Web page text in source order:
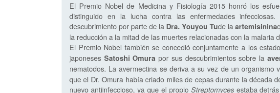
El Premio Nobel de Medicina y Fisiología 2015 honró los
distinguido en la lucha contra las enfermedades
descubrimiento por parte de la Dra. Youyou Tude la artemisinina
la reducción a la mitad de las muertes relacionadas con la malaria
El Premio Nobel también se concedió conjuntamente a los
japoneses Satoshi Omura por sus descubrimientos sobre la
nematodos. La avermectina se deriva a su vez de un organismo
que el Dr. Omura había criado miles de cepas durante la década
nuevo antiinfeccioso, ya que el propio Streptomycesestaba